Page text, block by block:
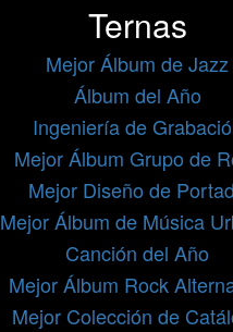
Ternas
Mejor Álbum de Jazz
Álbum del Año
Ingeniería de
Mejor Álbum Grupo de
Mejor Diseño de
Mejor Álbum de Música
Canción del Año
Mejor Álbum Rock
Mejor Colección de